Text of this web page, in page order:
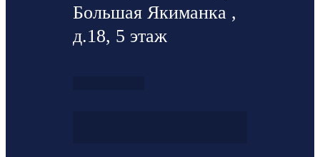
Большая Якиманка ,
д.18, 5 этаж